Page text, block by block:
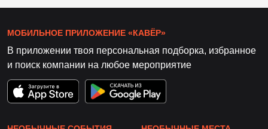
МОБИЛЬНОЕ ПРИЛОЖЕНИЕ «КАВЁР»
В приложении твоя персональная подборка, избранное
и поиск компании на любое мероприятие